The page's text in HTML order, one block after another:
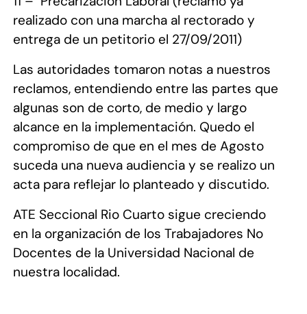
realizado con una marcha al rectorado y
entrega de un petitorio el 27/09/2011)
Las autoridades tomaron notas a nuestros
reclamos, entendiendo entre las partes que
algunas son de corto, de medio y largo
alcance en la implementación. Quedo el
compromiso de que en el mes de Agosto
suceda una nueva audiencia y se realizo un
acta para reflejar lo planteado y discutido.
ATE Seccional Rio Cuarto sigue creciendo
en la organización de los Trabajadores No
Docentes de la Universidad Nacional de
nuestra localidad.